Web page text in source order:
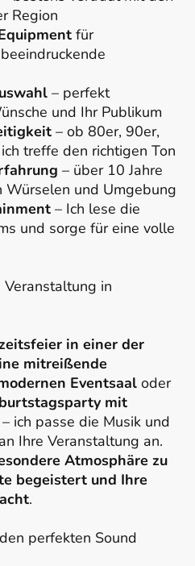
Region
für
– perfekt
und Ihr Publikum
– ob 80er, 90er,
treffe den richtigen Ton
– über 10 Jahre
Würselen und Umgebung
– Ich lese die
und sorge für eine volle
in
in einer der
mitreißende
Eventsaal oder
mit
– ich passe die Musik und
Ihre Veranstaltung an.
Atmosphäre zu
begeistert und Ihre
.
perfekten Sound